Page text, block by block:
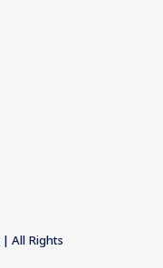
| All Rights